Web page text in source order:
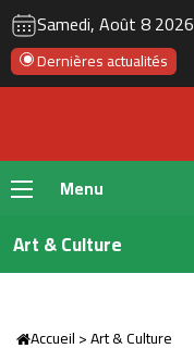
Samedi, Août 8 2026
Dernières actualités
Menu
Art & Culture
Accueil>Art & Culture